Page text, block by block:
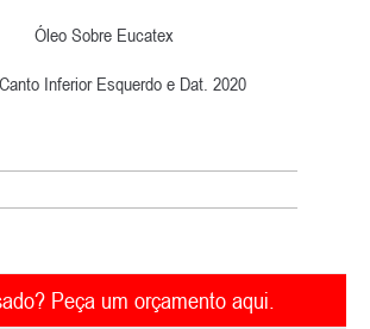
Óleo Sobre Eucatex
Inferior Esquerdo e Dat. 2020
Peça um orçamento aqui.